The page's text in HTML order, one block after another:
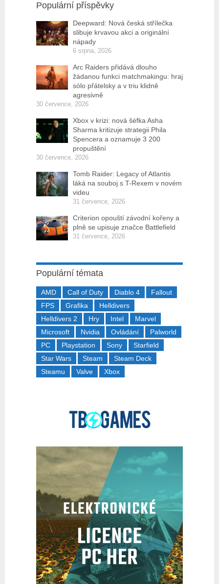
Populární příspěvky
Deepward: Nová česká střílečka
slibuje krvavou akci a originální
nápady
6 srpna, 2026
Arc Raiders přidává dlouho
žádanou funkci matchmakingu: hraj
sólo přátelsky a v triu klidně
agresivně
30 července, 2026
Xbox v krizi: nová šéfka Asha
Sharma kritizuje strategii Phila
Spencera a oznamuje 3 200
propuštění
30 července, 2026
Tomb Raider: Legacy of Atlantis
láká na souboj s T-Rexem v novém
videu
31 července, 2026
Criterion opouští závodní kořeny a
plně se upisuje značce Battlefield
31 července, 2026
Populární témata
AMD Call of Duty Diablo 4
Fallout
FPS
Grafika
Helldivers
Helldivers 2
Hry Intel
Marvel
Microsoft
Nvidia Ovládání
Palworld
PC
Playstation Sony
Starfield
Star Wars
Steam
Steam Deck
Steamu
Valve Xbox